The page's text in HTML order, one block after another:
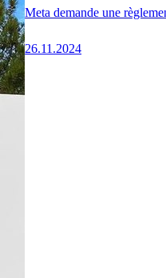
Meta demande une
26.11.2024